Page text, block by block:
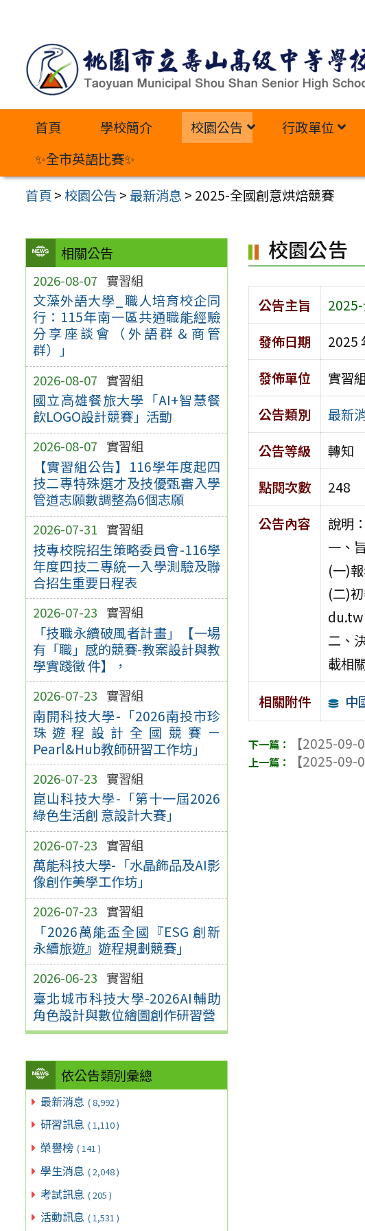
內
首頁 學校簡介 校園公告 行政單位
✨全市英語比賽✨
首頁 >校園公告 >最新消息 > 2025-全國創意烘焙競賽
相關公告
2026-08-07 實習組
文藻外語大學_職人培育校企同
行：115年南一區共通職能經驗
分享座談會（外語群＆商管
群）」
2026-08-07 實習組
國立高雄餐旅大學「AI+智慧餐
飲LOGO設計競賽」活動
2026-08-07 實習組
【實習組公告】116學年度起四
技二專特殊選才及技優甄審入學
管道志願數調整為6個志願
2026-07-31 實習組
技專校院招生策略委員會-116學
年度四技二專統一入學測驗及聯
合招生重要日程表
2026-07-23 實習組
「技職永續破風者計畫」【一場
有「職」感的競賽-教案設計與教
學實踐徵 件】，
2026-07-23 實習組
南開科技大學-「2026南投市珍
珠遊程設計全國競賽－
Pearl&Hub教師研習工作坊」
2026-07-23 實習組
崑山科技大學-「第十一屆2026
綠色生活創 意設計大賽」
2026-07-23 實習組
萬能科技大學-「水晶飾品及AI影
像創作美學工作坊」
2026-07-23 實習組
「2026萬能盃全國『ESG 創新
永續旅遊』遊程規劃競賽」
2026-06-23 實習組
臺北城市科技大學-2026AI輔助
角色設計與數位繪圖創作研習營
依公告類別彙總
最新消息 ( 8,992 )
研習訊息 ( 1,110 )
榮譽榜 ( 141 )
學生消息 ( 2,048 )
考試訊息 ( 205 )
活動訊息 ( 1,531 )
校園公告
公告主旨
發佈日期
2025
發佈單位
實習組
公告類別
最新
公告等級
轉知
點閱次數
248
公告內容
說明：
一、
(一)
(二)
du.tw
二、
載相
相關附件
中
【2025-09-
【2025-09-